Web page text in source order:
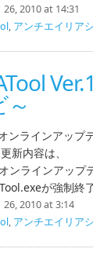
2010 at 14:31
, アンチエイリア
ンラインアップ
新内容は、
ンラインアップ
が強制終
26, 2010 at 3:14
, アンチエイリア